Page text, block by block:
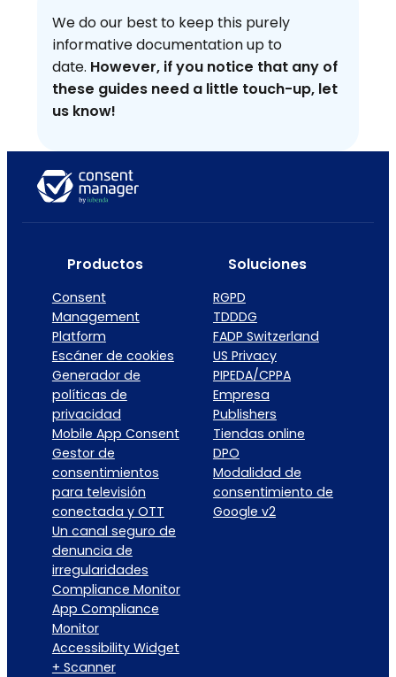
We do our best to keep this purely
informative documentation up to
date. However, if you notice that any of
these guides need a little touch-up, let
us know!
Productos
Consent
Management
Platform
Escáner de cookies
Generador de
políticas de
privacidad
Mobile App Consent
Gestor de
consentimientos
para televisión
conectada y OTT
Un canal seguro de
denuncia de
irregularidades
Compliance Monitor
App Compliance
Monitor
Accessibility Widget
+ Scanner
Soluciones
RGPD
TDDDG
FADP Switzerland
US Privacy
PIPEDA/CPPA
Empresa
Publishers
Tiendas online
DPO
Modalidad de
consentimiento de
Google v2